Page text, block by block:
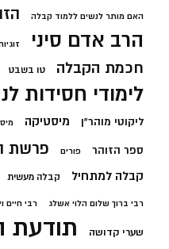
האם מותר לנשים ללמוד קבלה
הרב אדם סיני
חכמת הקבלה טו בשבט
לימודי חסידות
ליקוטי מוהר"ן מיסטיקה
ספר הזוהר פורים פרשת
קבלה למתחיל קבלה מעשית
רבי ברוך שלום הלוי אשלג רבי חיים
שערי קדושה תודעת